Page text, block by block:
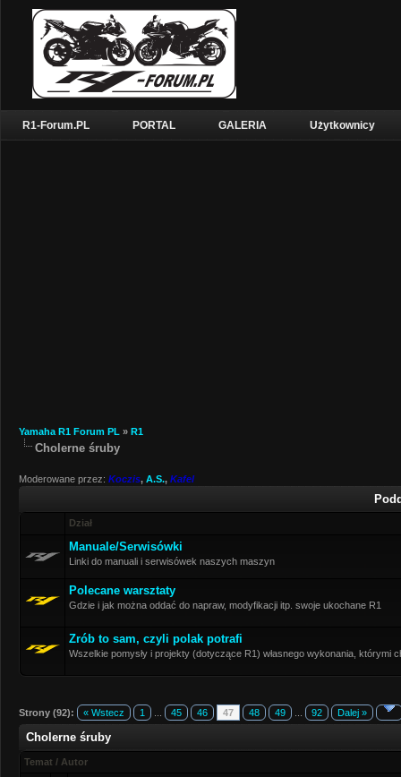
R1-Forum.PL PORTAL GALERIA Użytkownicy
Yamaha R1 Forum PL » R1
Cholerne śruby
Moderowane przez: Koczis, A.S., Kafel
Dział
Manuale/Serwisówki
Linki do manuali i serwisówek naszych maszyn
Polecane warsztaty
Gdzie i jak można oddać do napraw, modyfikacji itp. swoje ukochane R1
Zrób to sam, czyli polak potrafi
Wszelkie pomysły i projekty (dotyczące R1) własnego wykonania, którymi
Strony (92): « Wstecz 1 45 46 47 48 49 92 Dalej »
Cholerne śruby
Temat / Autor